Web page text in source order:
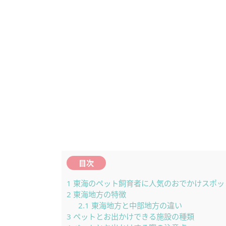
目次
1 東海のペット飼育者に人気のおでかけスポ
2 東海地方の特徴
2.1 東海地方と中部地方の違い
3 ペットとお出かけできる施設の種類